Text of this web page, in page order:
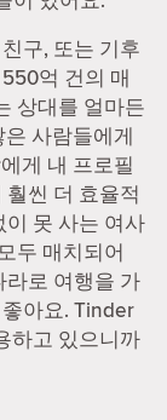
구, 또는 기후
억 건의 매
상대를 얼마든
사람들에게
게 내 프로필
씬 더 효율적
못 사는 여사
두 매치되어
라로 여행을 가
아요. Tinder
하고 있으니까